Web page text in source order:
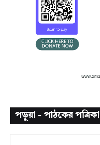
পড়ুয়া - পাঠকের পত্রিকা